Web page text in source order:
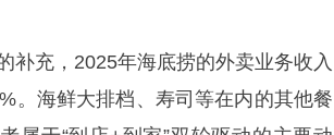
补充，2025年海底捞的外卖业务收入
。海鲜大排档、寿司等在内的其他餐